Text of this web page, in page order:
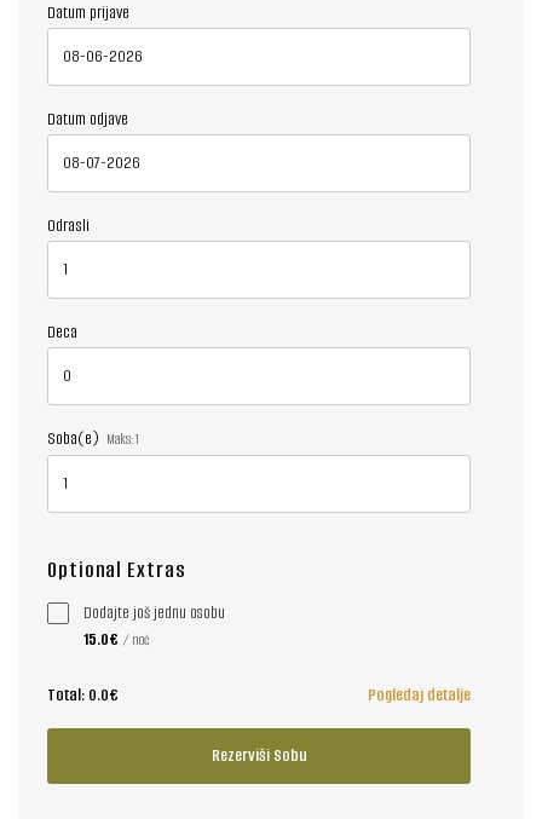
Datum prijave
Datum odjave
Odrasli
Deca
Soba(e) Maks:1
Optional Extras
Dodajte još jednu osobu
15.0€ / noć
Total: 0.0€ Pogledaj detalje
Rezerviši Sobu